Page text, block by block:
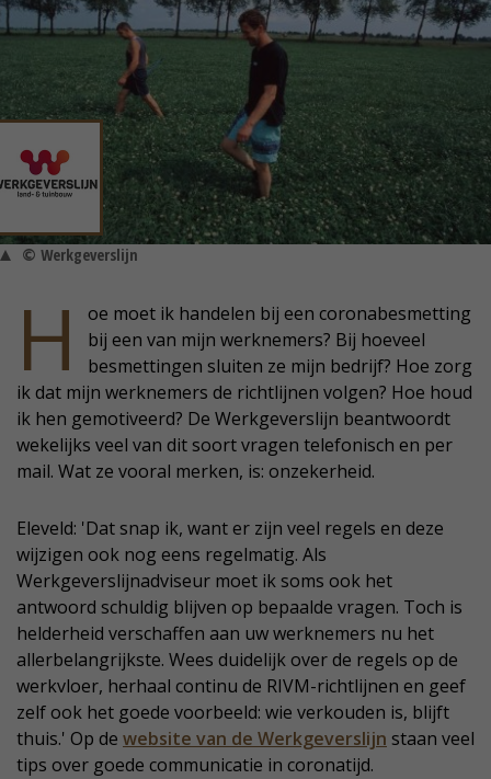
© Werkgeverslijn
H
oe moet ik handelen bij een coronabesmetting
bij een van mijn werknemers? Bij hoeveel
besmettingen sluiten ze mijn bedrijf? Hoe zorg
ik dat mijn werknemers de richtlijnen volgen? Hoe houd
ik hen gemotiveerd? De Werkgeverslijn beantwoordt
wekelijks veel van dit soort vragen telefonisch en per
mail. Wat ze vooral merken, is: onzekerheid.
Eleveld: 'Dat snap ik, want er zijn veel regels en deze
wijzigen ook nog eens regelmatig. Als
Werkgeverslijnadviseur moet ik soms ook het
antwoord schuldig blijven op bepaalde vragen. Toch is
helderheid verschaffen aan uw werknemers nu het
allerbelangrijkste. Wees duidelijk over de regels op de
werkvloer, herhaal continu de RIVM-richtlijnen en geef
zelf ook het goede voorbeeld: wie verkouden is, blijft
thuis.' Op de website van de Werkgeverslijn staan veel
tips over goede communicatie in coronatijd.